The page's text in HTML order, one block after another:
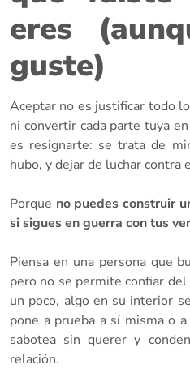
eres
guste)
Aceptar no es justificar todo
ni convertir cada parte tuya
es resignarte: se trata de
hubo, y dejar de luchar contra
Porque no puedes construir
si sigues en guerra con tus
Piensa en una persona que
pero no se permite confiar
un poco, algo en su interior
pone a prueba a sí misma o
sabotea sin querer y
relación.